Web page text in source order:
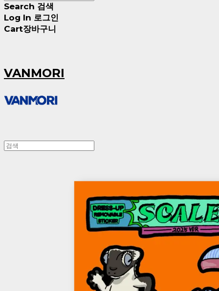
Search 검색
Log In 로그인
Cart장바구니
VANMORI